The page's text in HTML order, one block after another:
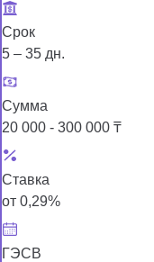
Срок
5 – 35 дн.
Сумма
20 000 - 300 000 ₸
Ставка
от 0,29%
ГЭСВ